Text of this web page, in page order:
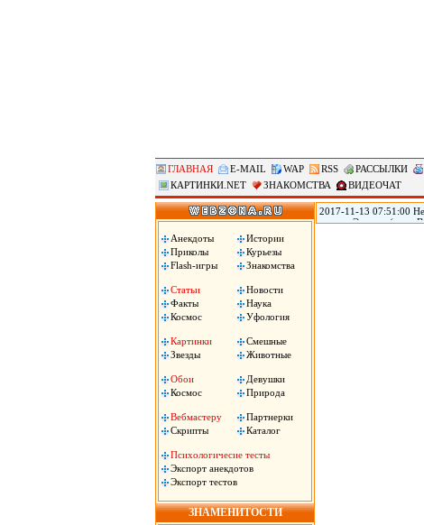
ГЛАВНАЯ E-MAIL WAP RSS РАССЫЛКИ
КАРТИНКИ.NET
ЗНАКОМСТВА ВИДЕОЧАТ
Анекдоты
Истории
Приколы
Курьезы
Flash-игры
Знакомства
Статьи
Новости
Факты
Наука
Космос
Уфология
Картинки
Смешные
Звезды
Животные
Обои
Девушки
Космос
Природа
Вебмастеру
Партнерки
Скрипты
Каталог
Психологичесие тесты
Экспорт анекдотов
Экспорт тестов
ЗНАМЕНИТОСТИ
2017-11-13 07:51:00
городе Эверетт (штат
голову из-за того,
Пули застряли у него